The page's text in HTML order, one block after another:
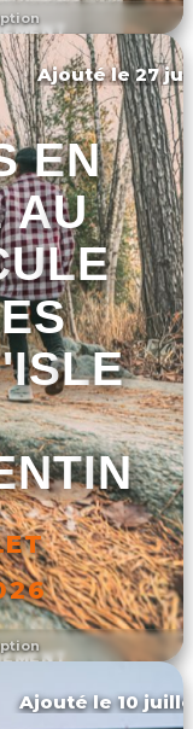
Ajouté le 27
EN
AU
Ajouté le 10